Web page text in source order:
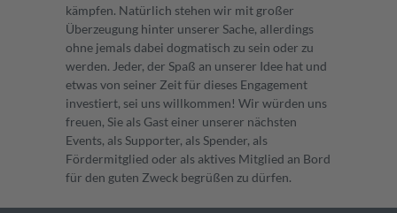
kämpfen. Natürlich stehen wir mit großer
Überzeugung hinter unserer Sache, allerdings
ohne jemals dabei dogmatisch zu sein oder zu
werden. Jeder, der Spaß an unserer Idee hat und
etwas von seiner Zeit für dieses Engagement
investiert, sei uns willkommen! Wir würden uns
freuen, Sie als Gast einer unserer nächsten
Events, als Supporter, als Spender, als
Fördermitglied oder als aktives Mitglied an Bord
für den guten Zweck begrüßen zu dürfen.